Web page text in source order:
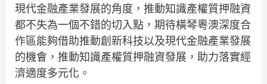
現代金融產業發展的角度，推動知識產權質押融資
都不失為一個不錯的切入點，期待橫琴粵澳深度合
作區能夠借助推動創新科技以及現代金融產業發展
的機會，推動知識產權質押融資發展，助力落實經
濟適度多元化。